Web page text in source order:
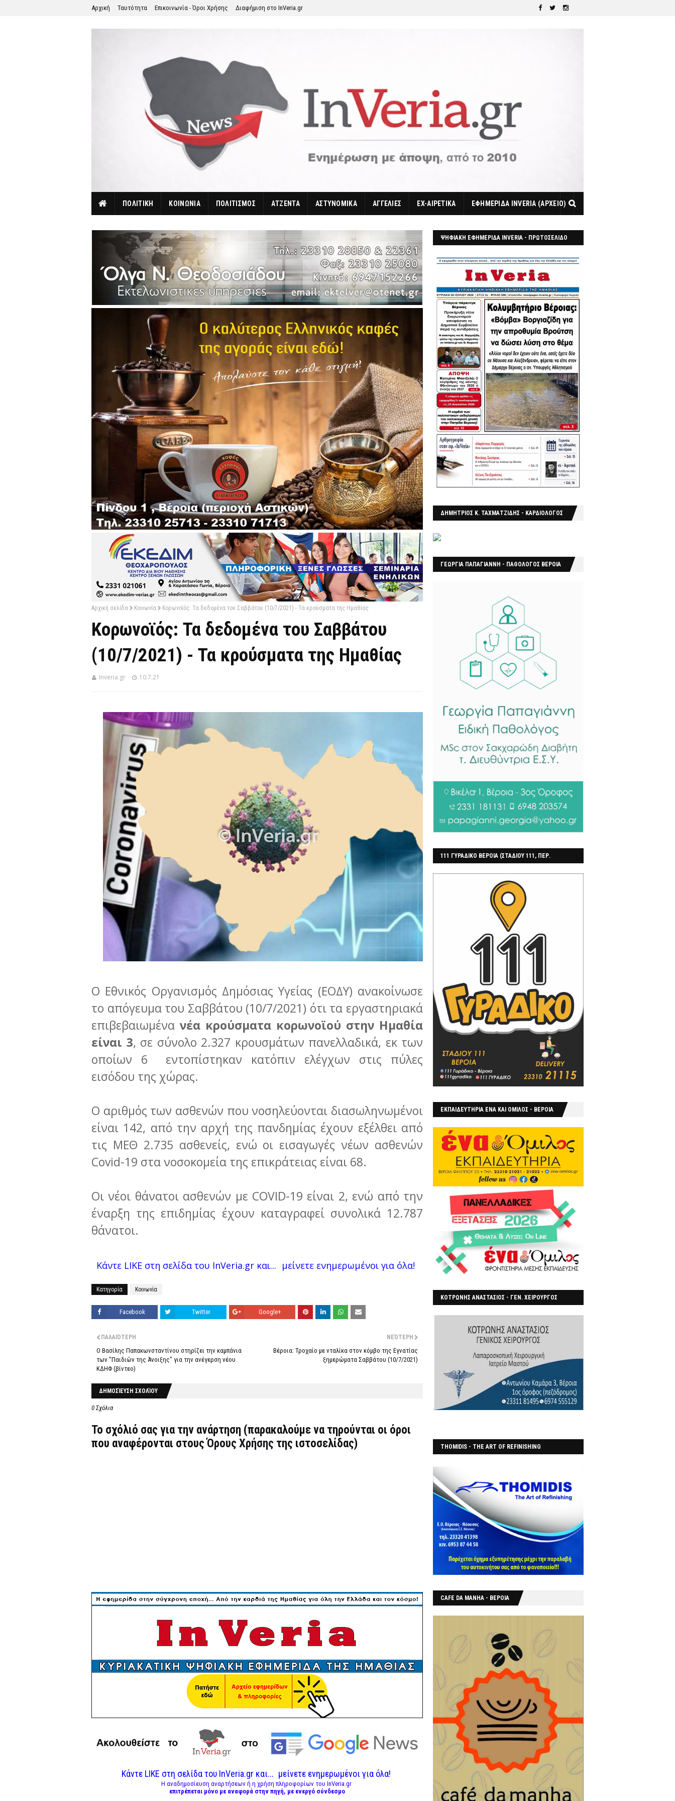
Αρχική Ταυτότητα Επικοινωνία - Όροι Χρήσης Διαφήμιση στο InVeria.gr
ΠΟΛΙΤΙΚΗ ΚΟΙΝΩΝΙΑ ΠΟΛΙΤΙΣΜΟΣ ΑΤΖΕΝΤΑ ΑΣΤΥΝΟΜΙΚΑ ΑΓΓΕΛΙΕΣ EX-ΑΙΡΕΤΙΚΑ ΕΦΗΜΕΡΙΔΑ INVERIA (ΑΡΧΕΙΟ)
Αρχική σελίδα Κοινωνία Κορωνοϊός: Τα δεδομένα του Σαββάτου (10/7/2021) - Τα κρούσματα της Ημαθίας
Κορωνοϊός: Τα δεδομένα του Σαββάτου
(10/7/2021) - Τα κρούσματα της Ημαθίας
Inveria.gr 10.7.21
Ο Εθνικός Οργανισμός Δημόσιας Υγείας (ΕΟΔΥ) ανακοίνωσε
το απόγευμα του Σαββάτου (10/7/2021) ότι τα εργαστηριακά
επιβεβαιωμένα νέα κρούσματα κορωνοϊού στην Ημαθία
είναι 3, σε σύνολο 2.327 κρουσμάτων πανελλαδικά, εκ των
οποίων 6 εντοπίστηκαν κατόπιν ελέγχων στις πύλες
εισόδου της χώρας.
Ο αριθμός των ασθενών που νοσηλεύονται διασωληνωμένοι
είναι 142, από την αρχή της πανδημίας έχουν εξέλθει από
τις ΜΕΘ 2.735 ασθενείς, ενώ οι εισαγωγές νέων ασθενών
Covid-19 στα νοσοκομεία της επικράτειας είναι 68.
Οι νέοι θάνατοι ασθενών με COVID-19 είναι 2, ενώ από την
έναρξη της επιδημίας έχουν καταγραφεί συνολικά 12.787
θάνατοι.
Κάντε LIKE στη σελίδα του InVeria.gr και... μείνετε ενημερωμένοι για όλα!
Κατηγορία Κοινωνία
Facebook Twitter Google+
ΝΕΌΤΕΡΗ
Βέροια: Τροχαίο με νταλίκα στον κόμβο της Εγνατίας
ξημερώματα Σαββάτου (10/7/2021)
ΠΑΛΑΙΌΤΕΡΗ
Ο Βασίλης Παπακωνσταντίνου στηρίζει την καμπάνια
των "Παιδιών της Άνοιξης" για την ανέγερση νέου
ΚΔΗΦ (βίντεο)
ΔΗΜΟΣΊΕΥΣΗ ΣΧΟΛΊΟΥ
0 Σχόλια
Το σχόλιό σας για την ανάρτηση (παρακαλούμε να τηρούνται οι όροι
που αναφέρονται στουςΌρους Χρήσης της ιστοσελίδας)
Κάντε LIKE στη σελίδα του InVeria.gr και... μείνετε ενημερωμένοι για όλα!
Η αναδημοσίευση αναρτήσεων ή η χρήση πληροφορίων του InVeria.gr
επιτρέπεται μόνο με αναφορά στην πηγή, με ενεργό σύνδεσμο
ΨΗΦΙΑΚΗ ΕΦΗΜΕΡΙΔΑ INVERIA - ΠΡΩΤΟΣΕΛΙΔΟ
ΔΗΜΗΤΡΙΟΣ Κ. ΤΑΧΜΑΤΖΙΔΗΣ - ΚΑΡΔΙΟΛΟΓΟΣ
ΓΕΩΡΓΙΑ ΠΑΠΑΓΙΑΝΝΗ - ΠΑΘΟΛΟΓΟΣ ΒΕΡΟΙΑ
111 ΓΥΡΑΔΙΚΟ ΒΕΡΟΙΑ (ΣΤΑΔΙΟΥ 111, ΠΕΡ.
ΕΚΠΑΙΔΕΥΤΗΡΙΑ ΕΝΑ ΚΑΙ ΟΜΙΛΟΣ - ΒΕΡΟΙΑ
ΚΟΤΡΩΝΗΣ ΑΝΑΣΤΑΣΙΟΣ - ΓΕΝ. ΧΕΙΡΟΥΡΓΟΣ
THOMIDIS - THE ART OF REFINISHING
CAFE DA MANHA - ΒΕΡΟΙΑ